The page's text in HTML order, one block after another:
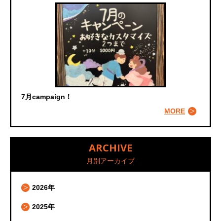
7月campaign！
MORE
ARCHIVE
月別アーカイブ
2026年
2025年